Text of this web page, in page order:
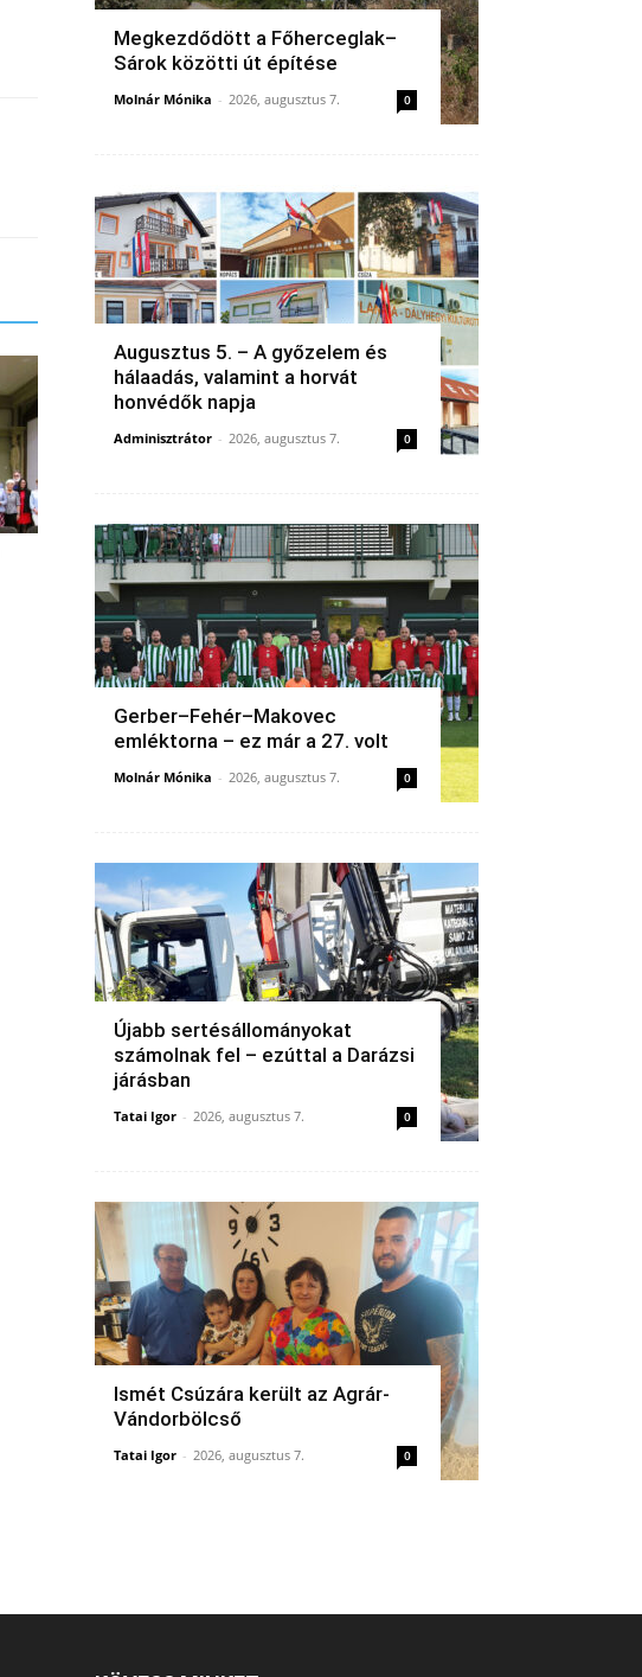
Megkezdődött a Főherceglak–
Sárok közötti út építése
Molnár Mónika - 2026, augusztus 7. 0
Augusztus 5. – A győzelem és
hálaadás, valamint a horvát
honvédők napja
Adminisztrátor - 2026, augusztus 7. 0
Gerber–Fehér–Makovec
emléktorna – ez már a 27. volt
Molnár Mónika - 2026, augusztus 7. 0
Újabb sertésállományokat
számolnak fel – ezúttal a Darázsi
járásban
Tatai Igor - 2026, augusztus 7. 0
Ismét Csúzára került az Agrár-
Vándorbölcső
Tatai Igor - 2026, augusztus 7. 0